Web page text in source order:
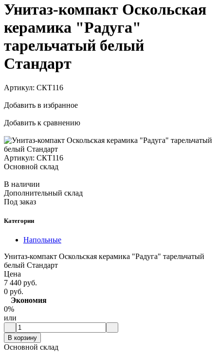
Унитаз-компакт Оскольская
керамика "Радуга"
тарельчатый белый
Стандарт
Артикул: СКТ116
Добавить в избранное
Добавить к сравнению
Артикул: СКТ116
Основной склад
В наличии
Дополнительный склад
Под заказ
Категории
Напольные
Унитаз-компакт Оскольская керамика "Радуга" тарельчатый
белый Стандарт
Цена
7 440 руб.
0 руб.
Экономия
0%
или
В корзину
Основной склад